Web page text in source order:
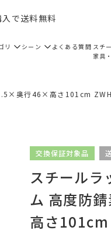
で送料無料
リ シーン よくある質問 スチ
家具
奥行46×高さ101cm
交換保証対象品
スチールラ
ム 高度防
高さ